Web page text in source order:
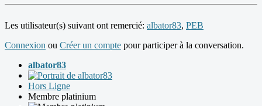
Les utilisateur(s) suivant ont remercié: albator83, PEB
Connexion ou Créer un compte pour participer à la conversation.
albator83
Hors Ligne
Membre platinium